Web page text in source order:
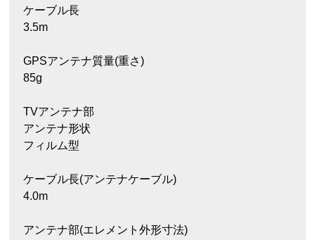
ケーブル長
3.5m
GPSアンテナ質量(重さ)
85g
TVアンテナ部
アンテナ形状
フィルム型
ケーブル長(アンテナケーブル)
4.0m
アンテナ部(エレメント外形寸法)